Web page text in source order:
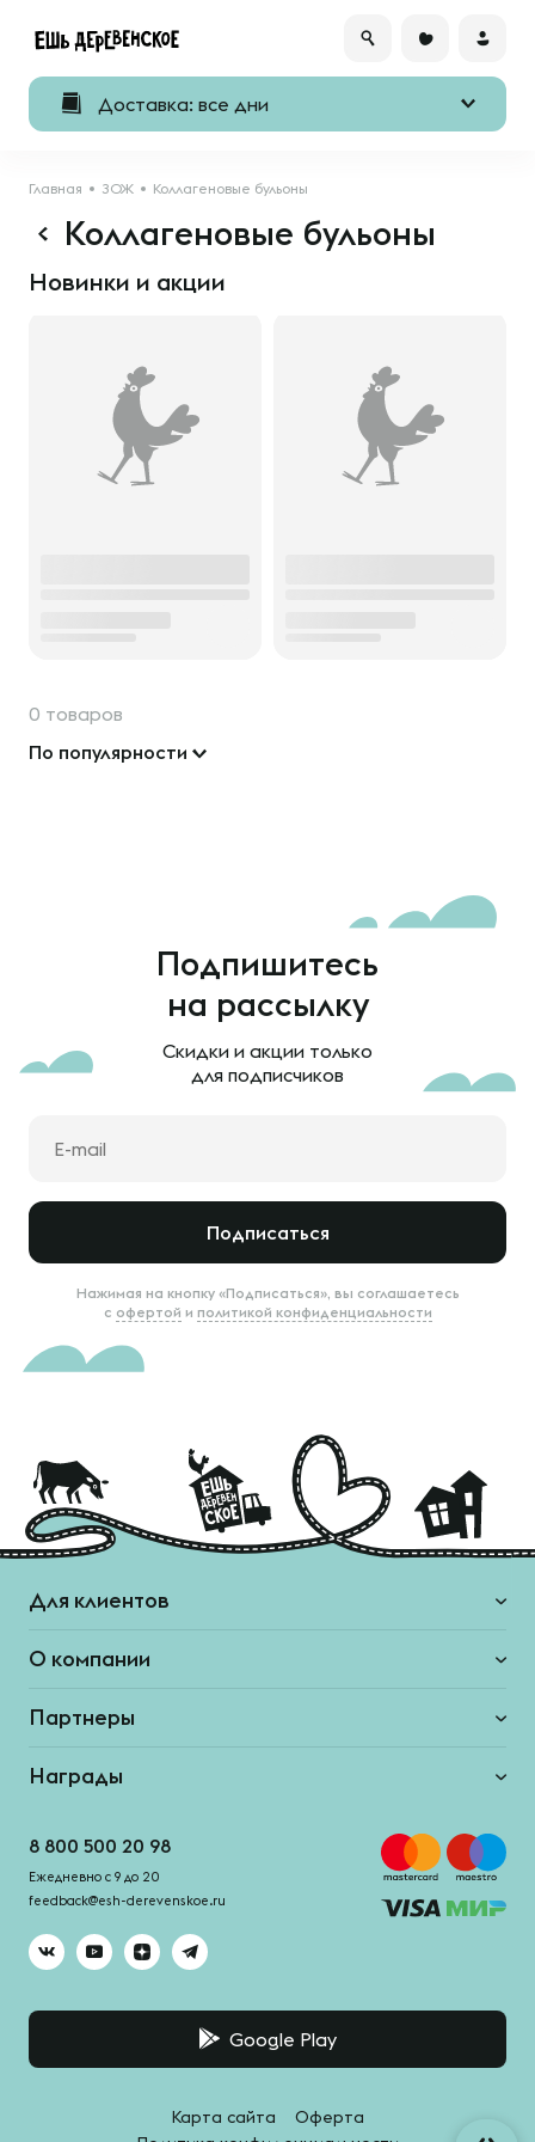
Доставка: все дни
Главная ЗОЖ Коллагеновые бульоны
Коллагеновые бульоны
Новинки и акции
0 товаров
По популярности
Подпишитесь
на рассылку
Скидки и акции только
для подписчиков
Подписаться
Нажимая на кнопку «Подписаться», вы соглашаетесь
с офертой и политикой конфиденциальности
Для клиентов
О компании
Партнеры
Награды
8 800 500 20 98
Ежедневно с 9 до 20
feedback@esh-derevenskoe.ru
Google Play
Карта сайта
Оферта